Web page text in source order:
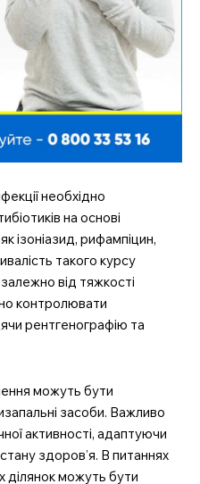
необхідно
на основі
ізоніазид, рифампіцин,
такого курсу
від тяжкості
контролювати
рентгенографію та
можуть бути
засоби. Важливо
активності, адаптуючи
здоров’я. В питаннях
ділянок можуть бути